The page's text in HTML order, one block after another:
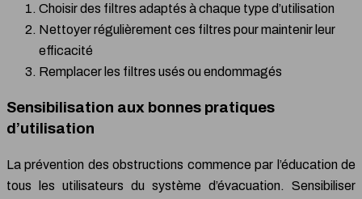
Choisir des filtres adaptés à chaque type d’utilisation
Nettoyer régulièrement ces filtres pour maintenir leur
efficacité
Remplacer les filtres usés ou endommagés
Sensibilisation aux bonnes pratiques
d’utilisation
La prévention des obstructions commence par l’éducation de
tous les utilisateurs du système d’évacuation. Sensibiliser